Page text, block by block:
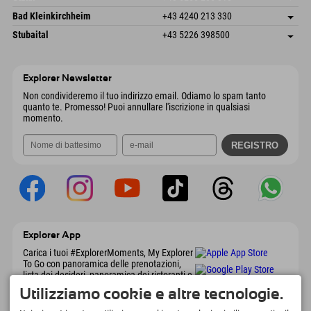
Austria
Prenotazione
Gscheat 14
Austria
Salva indirizzo
Prenotazione
Bad Kleinkirchheim +43 4240 213 330
Dorfstraße 24
Salva indirizzo
Stubaital +43 5226 398500
Explorer Newsletter
Non condivideremo il tuo indirizzo email. Odiamo lo spam tanto
quanto te. Promesso! Puoi annullare l'iscrizione in qualsiasi
momento.
Explorer App
Carica i tuoi #ExplorerMoments, My Explorer
To Go con panoramica delle prenotazioni,
lista dei desideri, panoramica dei ristoranti e
molto altro. Scaricalo subito!
Utilizziamo cookie e altre tecnologie.